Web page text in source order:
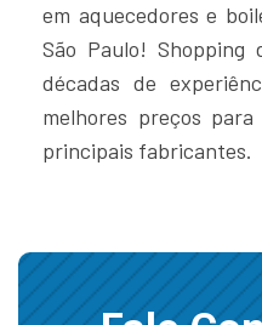
em aquecedores e
São Paulo!
décadas de
melhores preços
principais fabricantes.